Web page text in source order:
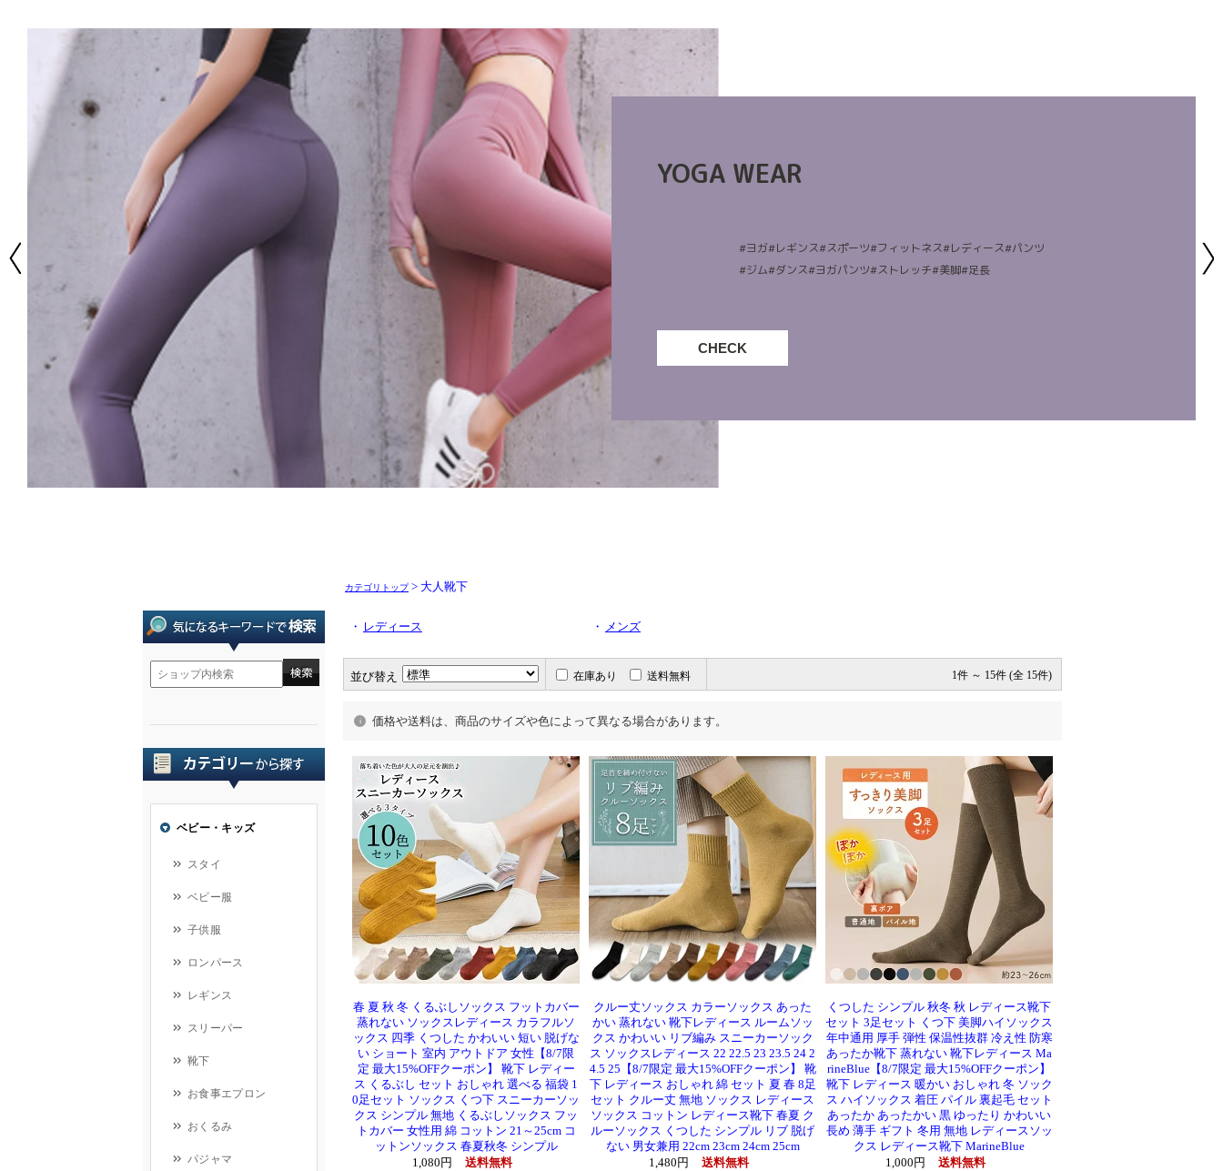
カテゴリトップ> 大人靴下
・ レディース ・ メンズ
並び替え 在庫あり 送料無料 1件 ～ 15件 (全 15件)
価格や送料は、商品のサイズや色によって異なる場合があります。
春 夏 秋 冬 くるぶしソックス フットカバー
蒸れない ソックスレディース カラフルソ
ックス 四季 くつした かわいい 短い 脱げな
い ショート 室内 アウトドア 女性【8/7限
定 最大15%OFFクーポン】 靴下 レディー
ス くるぶし セット おしゃれ 選べる 福袋 1
0足セット ソックス くつ下 スニーカーソッ
クス シンプル 無地 くるぶしソックス フッ
トカバー 女性用 綿 コットン 21～25cm コ
ットンソックス 春夏秋冬 シンプル
1,080円
送料無料
クルー丈ソックス カラーソックス あった
かい 蒸れない 靴下レディース ルームソッ
クス かわいい リブ編み スニーカーソック
ス ソックスレディース 22 22.5 23 23.5 24 2
4.5 25【8/7限定 最大15%OFFクーポン】 靴
下 レディース おしゃれ 綿 セット 夏 春 8足
セット クルー丈 無地 ソックス レディース
ソックス コットン レディース靴下 春夏 ク
ルーソックス くつした シンプル リブ 脱げ
ない 男女兼用 22cm 23cm 24cm 25cm
1,480円
送料無料
くつした シンプル 秋冬 秋 レディース靴下
セット 3足セット くつ下 美脚ハイソックス
年中通用 厚手 弾性 保温性抜群 冷え性 防寒
あったか靴下 蒸れない 靴下レディース Ma
rineBlue【8/7限定 最大15%OFFクーポン】
靴下 レディース 暖かい おしゃれ 冬 ソック
ス ハイソックス 着圧 パイル 裏起毛 セット
あったか あったかい 黒 ゆったり かわいい
長め 薄手 ギフト 冬用 無地 レディースソッ
クス レディース靴下 MarineBlue
1,000円
送料無料